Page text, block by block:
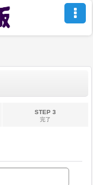
STEP 3
完了